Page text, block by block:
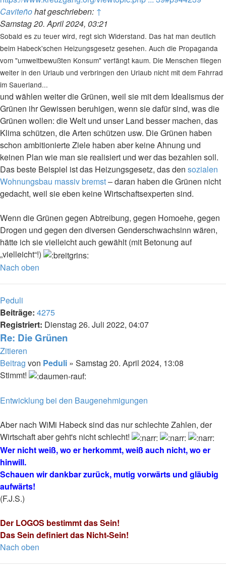
Caviteñohat geschrieben: ↑
Samstag 20. April 2024, 03:21
Sobald es zu teuer wird, regt sich Widerstand. Das hat man deutlich
beim Habeck'schen Heizungsgesetz gesehen. Auch die Propaganda
vom "umweltbewußten Konsum" verfängt kaum. Die Menschen fliegen
weiter in den Urlaub und verbringen den Urlaub nicht mit dem Fahrrad
im Sauerland...
und wählen weiter die Grünen, weil sie mit dem Idealismus der
Grünen ihr Gewissen beruhigen, wenn sie dafür sind, was die
Grünen wollen: die Welt und unser Land besser machen, das
Klima schützen, die Arten schützen usw. Die Grünen haben
schon ambitionierte Ziele haben aber keine Ahnung und
keinen Plan wie man sie realisiert und wer das bezahlen soll.
Das beste Beispiel ist das Heizungsgesetz, das den sozialen
Wohnungsbau massiv bremst– daran haben die Grünen nicht
gedacht, weil sie eben keine Wirtschaftsexperten sind.
Wenn die Grünen gegen Abtreibung, gegen Homoehe, gegen
Drogen und gegen den diversen Genderschwachsinn wären,
hätte ich sie vielleicht auch gewählt (mit Betonung auf
„vielleicht“!)
Nach oben
Peduli
Beiträge: 4275
Registriert: Dienstag 26. Juli 2022, 04:07
Re: Die Grünen
Zitieren
Beitrag von Peduli » Samstag 20. April 2024, 13:08
Stimmt!
Entwicklung bei den Baugenehmigungen
Aber nach WiMi Habeck sind das nur schlechte Zahlen, der
Wirtschaft aber geht's nicht schlecht!
Wer nicht weiß, wo er herkommt, weiß auch nicht, wo er
hinwill.
Schauen wir dankbar zurück, mutig vorwärts und gläubig
aufwärts!
(F.J.S.)
Der LOGOS bestimmt das Sein!
Das Sein definiert das Nicht-Sein!
Nach oben